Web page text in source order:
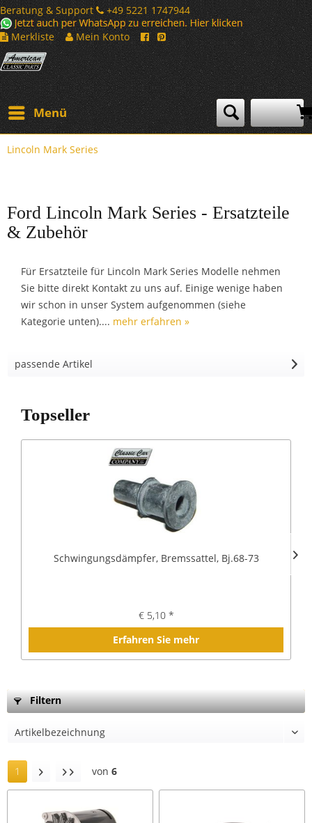
Beratung & Support
+49 5221 1747944
Merkliste
Mein Konto
Menü
Lincoln Mark Series
Ford Lincoln Mark Series - Ersatzteile
& Zubehör
Für Ersatzteile für Lincoln Mark Series Modelle nehmen
Sie bitte direkt Kontakt zu uns auf. Einige wenige haben
wir schon in unser System aufgenommen (siehe
Kategorie unten).... mehr erfahren »
passende Artikel
Topseller
Schwingungsdämpfer, Bremssattel, Bj.68-73
€ 5,10 *
Erfahren Sie mehr
Filtern
1 von 6